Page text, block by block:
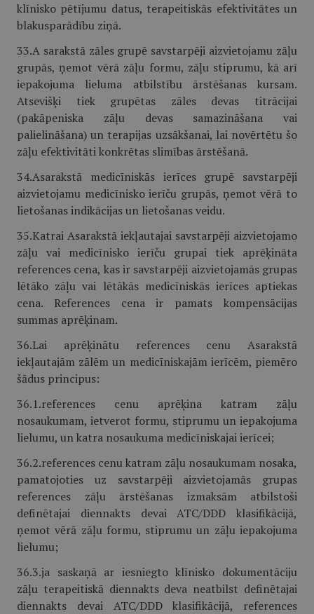
klīnisko pētījumu datus, terapeitiskās efektivitātes un
blakusparādību ziņā.
33.A sarakstā zāles grupē savstarpēji aizvietojamu zāļu
grupās, ņemot vērā zāļu formu, zāļu stiprumu, kā arī
iepakojuma lieluma atbilstību ārstēšanas kursam.
Atsevišķi tiek grupētas zāles devas titrācijai
(pakāpeniska zāļu devas samazināšana vai
palielināšana) un terapijas uzsākšanai, lai novērtētu šo
zāļu efektivitāti konkrētas slimības ārstēšanā.
34.Asarakstā medicīniskās ierīces grupē savstarpēji
aizvietojamu medicīnisko ierīču grupās, ņemot vērā to
lietošanas indikācijas un lietošanas veidu.
35.Katrai Asarakstā iekļautajai savstarpēji aizvietojamo
zāļu vai medicīnisko ierīču grupai tiek aprēķināta
references cena, kas ir savstarpēji aizvietojamās grupas
lētāko zāļu vai lētākās medicīniskās ierīces aptiekas
cena. References cena ir pamats kompensācijas
summas aprēķinam.
36.Lai aprēķinātu references cenu Asarakstā
iekļautajām zālēm un medicīniskajām ierīcēm, piemēro
šādus principus:
36.1.references cenu aprēķina katram zāļu
nosaukumam, ietverot formu, stiprumu un iepakojuma
lielumu, un katra nosau­kuma medicīniskajai ierīcei;
36.2.references cenu katram zāļu nosau­kumam nosaka,
pamatojoties uz savstarpēji aizvietojamās grupas
references zāļu ārstēšanas izmaksām atbilstoši
definētajai diennakts devai ATC/DDD klasifikācijā,
ņemot vērā zāļu formu, stiprumu un zāļu iepakojuma
lielumu;
36.3.ja saskaņā ar iesniegto klīnisko dokumentāciju
zāļu terapeitiskā diennakts deva neatbilst definētajai
diennakts devai ATC/DDD klasifikācijā, references